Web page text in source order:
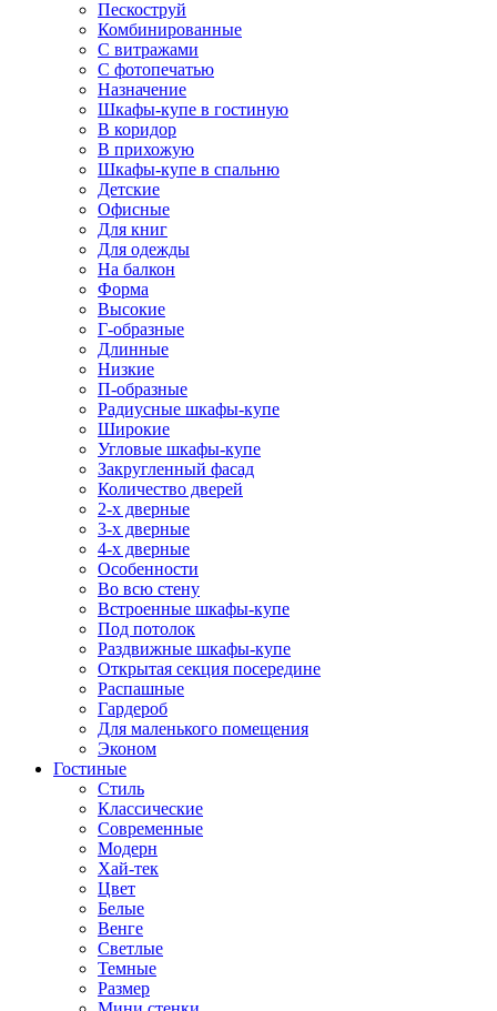
Пескоструй
Комбинированные
С витражами
С фотопечатью
Назначение
Шкафы-купе в гостиную
В коридор
В прихожую
Шкафы-купе в спальню
Детские
Офисные
Для книг
Для одежды
На балкон
Форма
Высокие
Г-образные
Длинные
Низкие
П-образные
Радиусные шкафы-купе
Широкие
Угловые шкафы-купе
Закругленный фасад
Количество дверей
2-х дверные
3-х дверные
4-х дверные
Особенности
Во всю стену
Встроенные шкафы-купе
Под потолок
Раздвижные шкафы-купе
Открытая секция посередине
Распашные
Гардероб
Для маленького помещения
Эконом
Гостиные
Стиль
Классические
Современные
Модерн
Хай-тек
Цвет
Белые
Венге
Светлые
Темные
Размер